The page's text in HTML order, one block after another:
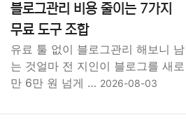
블로그관리 비용 줄이는 7가지
무료 도구 조합
유료 툴 없이 블로그관리 해보니 남
는 것얼마 전 지인이 블로그를 새
만 6만 원 넘게 … 2026-08-03